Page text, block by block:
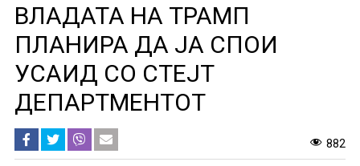
ВЛАДАТА НА ТРАМП
ПЛАНИРА ДА ЈА СПОИ
УСАИД СО СТЕЈТ
ДЕПАРТМЕНТОТ
882